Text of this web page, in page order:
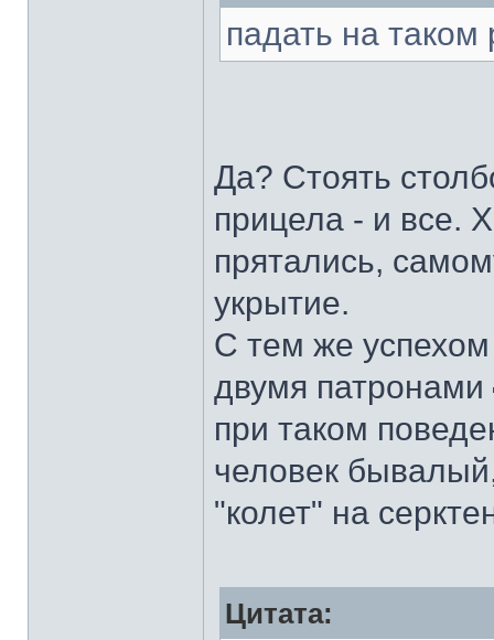
падать на таком
Да? Стоять
прицела - и все.
прятались,
укрытие.
С тем же
двумя патронами
при таком
человек
"колет" на
Цитата: